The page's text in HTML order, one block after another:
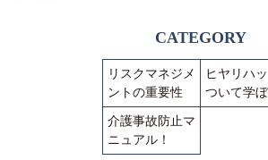
CATEGORY
リスクマネジメ
ントの重要性
ヒヤリハ
ついて学ぼ
介護事故防止マ
ニュアル！